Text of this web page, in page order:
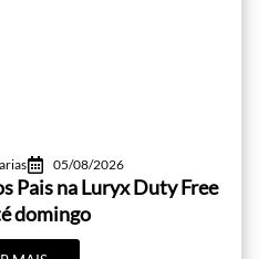
05/08/2026
Pais na Luryx Duty Free
domingo